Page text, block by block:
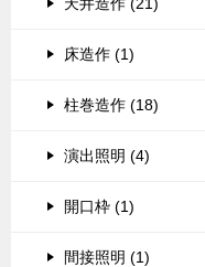
床造作 (1)
柱巻造作 (18)
演出照明 (4)
開口枠 (1)
間接照明 (1)